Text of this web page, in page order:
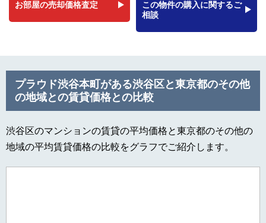
お部屋の売却価格査定
この物件の購入に関するご
相談
プラウド渋谷本町がある渋谷区と東京都のその他
の地域との賃貸価格との比較
渋谷区のマンションの賃貸の平均価格と東京都のその他の
地域の平均賃貸価格の比較をグラフでご紹介します。